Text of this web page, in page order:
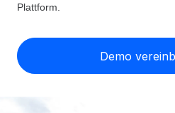
Weltweites Wachstum ohne
Contractor of Record
Rechtssichere, weltweite
Globales Onboarding und
Einfache Einstellung in allen
Personalkostenrechner
Plattform.
Demo